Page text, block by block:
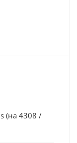
(на 4308 /